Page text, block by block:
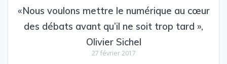
«Nous voulons mettre le numérique au cœur
des débats avant qu’il ne soit trop tard »,
Olivier Sichel
27 février 2017